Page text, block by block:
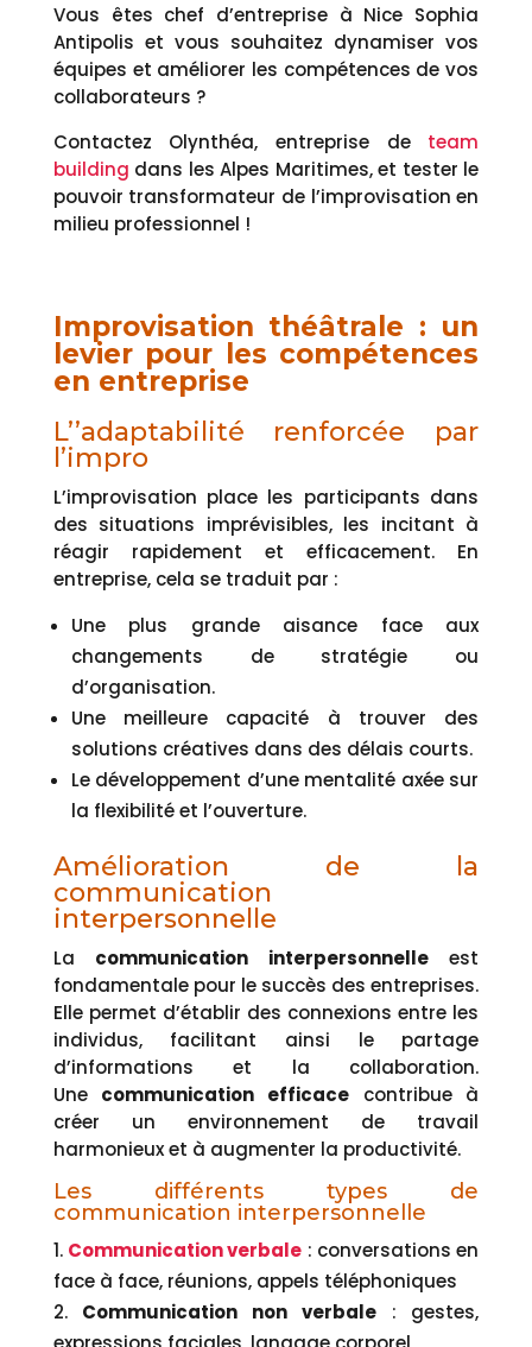
Vous êtes chef d’entreprise à Nice Sophia
Antipolis et vous souhaitez dynamiser vos
équipes et améliorer les compétences de vos
collaborateurs ?
Contactez Olynthéa, entreprise de team
building dans les Alpes Maritimes, et tester le
pouvoir transformateur de l’improvisation en
milieu professionnel !
Improvisation théâtrale : un
levier pour les compétences
en entreprise
L’’adaptabilité renforcée par
l’impro
L’improvisation place les participants dans
des situations imprévisibles, les incitant à
réagir rapidement et efficacement. En
entreprise, cela se traduit par :
Une plus grande aisance face aux
changements de stratégie ou
d’organisation.
Une meilleure capacité à trouver des
solutions créatives dans des délais courts.
Le développement d’une mentalité axée sur
la flexibilité et l’ouverture.
Amélioration de la
communication
interpersonnelle
La communication interpersonnelleest
fondamentale pour le succès des entreprises.
Elle permet d’établir des connexions entre les
individus, facilitant ainsi le partage
d’informations et la collaboration.
Une communication efficace contribue à
créer un environnement de travail
harmonieux et à augmenter la productivité.
Les différents types de
communication interpersonnelle
Communication verbale : conversations en
face à face, réunions, appels téléphoniques
Communication non verbale: gestes,